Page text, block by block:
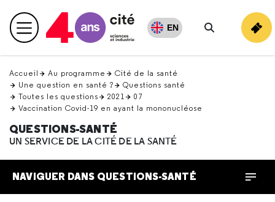
en
haut Menu principal EN
Rechercher
Accueil Au programme
Cité de la santé
Une question en santé ?
Questions santé
Toutes les questions
2021
07
Vaccination Covid-19 en ayant la mononucléose
QUESTIONS-SANTÉ
UN SERVICE DE LA CITÉ DE LA SANTÉ
NAVIGUER DANS QUESTIONS-SANTÉ